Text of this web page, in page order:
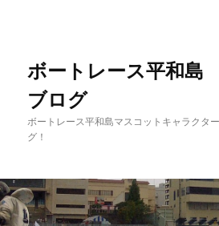
ボートレース平和
ブログ
ボートレース平和島マスコットキャラクタ
グ！